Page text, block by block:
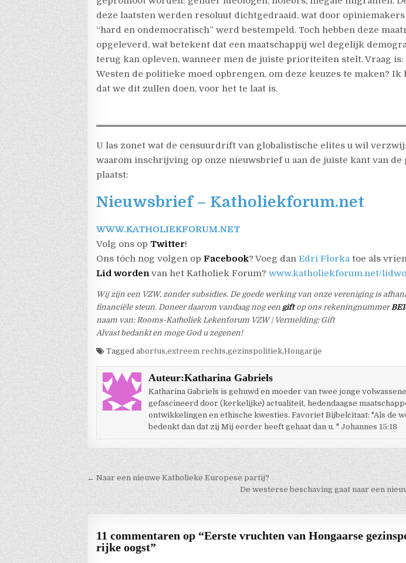
deze laatsten werden resoluut dichtgedraaid, wat door
“hard en ondemocratisch” werd bestempeld. Toch hebben deze
opgeleverd, wat betekent dat een maatschappij wel degelijk
terug kan opleven, wanneer men de juiste prioriteiten stelt. Vraag
Westen de politieke moed opbrengen, om deze keuzes te maken? Ik
dat we dit zullen doen, voor het te laat is.
U las zonet wat de censuurdrift van globalistische elites u wil
waarom inschrijving op onze nieuwsbrief u aan de juiste kant van de
plaatst:
Nieuwsbrief – Katholiekforum.net
WWW.KATHOLIEKFORUM.NET
Volg ons op Twitter!
Ons tóch nog volgen op Facebook? Voeg danEdri Florka toe als
Lid wordenvan het Katholiek Forum?www.katholiekforum.net/
Wij zijn een VZW, zonder subsidies. De goede werking van onze vereniging is
financiële steun. Doneer daarom vandaag nog een giftop ons rekeningnummer
naam van: Rooms-Katholiek Lekenforum VZW | Vermelding: Gift
Alvast bedankt en moge God u zegenen!
Taggedabortus,extreem rechts,gezinspolitiek,Hongarije
Auteur:Katharina Gabriels
Katharina Gabriels is gehuwd en moeder van twee jonge
gefascineerd door (kerkelijke) actualiteit, hedendaagse
ontwikkelingen en ethische kwesties. Favoriet Bijbelcitaat: "Als de
bedenkt dan dat zij Mij eerder heeft gehaat dan u. " Johannes 15:18
Berichtnavigatie
← Naar een nieuwe Katholieke Europese partij?
De westerse beschaving gaat naar een
11 commentaren op “Eerste vruchten van Hongaarse
rijke oogst”